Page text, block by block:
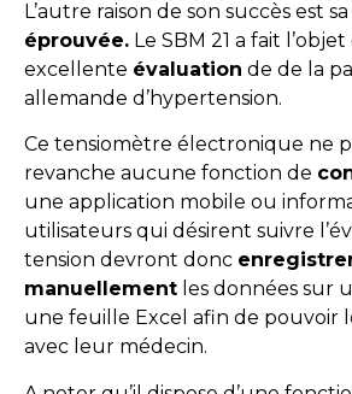
L’autre raison de son succès est sa
éprouvée. Le SBM 21 a fait l’objet
excellente évaluation de de la
allemande d’hypertension.
Ce tensiomètre électronique ne
revanche aucune fonction de
une application mobile ou
utilisateurs qui désirent suivre
tension devront donc
manuellement les données sur
une feuille Excel afin de pouvoir
avec leur médecin.